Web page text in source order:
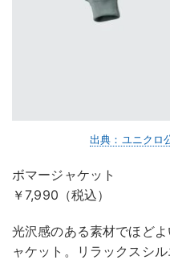
出典：ユニクロ
ボマージャケット
￥7,990（税込）
光沢感のある素材でほど
ャケット。リラックスシ